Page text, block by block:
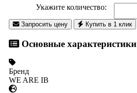
Укажите количество:
Запросить цену Купить в 1 клик
Основные характеристики
Бренд
WE ARE IB